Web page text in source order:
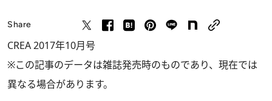
Share
CREA 2017年10月号
※この記事のデータは雑誌発売時のものであり、現在では
異なる場合があります。